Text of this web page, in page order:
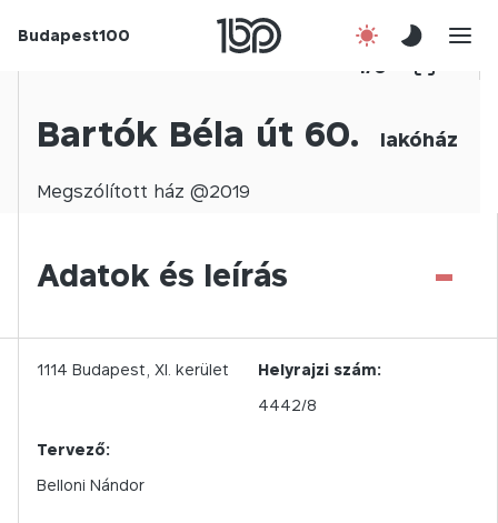
Budapest100
1/ 0
Bartók Béla út 60. lakóház
Megszólított ház @2019
Adatok és leírás -
1114 Budapest, XI. kerület
Helyrajzi szám:
4442/8
Tervező:
Belloni Nándor